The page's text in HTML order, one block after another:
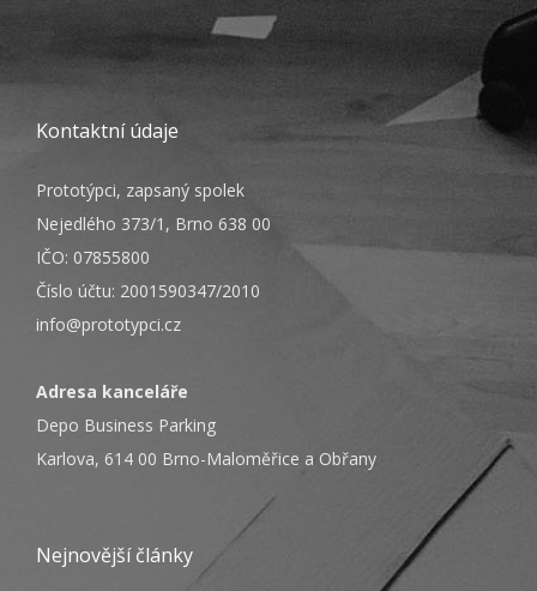
Kontaktní údaje
Prototýpci, zapsaný spolek
Nejedlého 373/1, Brno 638 00
IČO: 07855800
Číslo účtu: 2001590347/2010
info@prototypci.cz
Adresa kanceláře
Depo Business Parking
Karlova, 614 00 Brno-Maloměřice a Obřany
Nejnovější články